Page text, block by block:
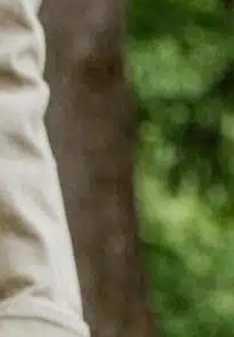
Warum
Hunde ihren
Hintern?
In Positives
Hundebesitzer sind oft
besorgt, wenn ihre pelzigen
Hintern über den Boden
Verhalten ist zwar
Regel ein Zeichen dafür,